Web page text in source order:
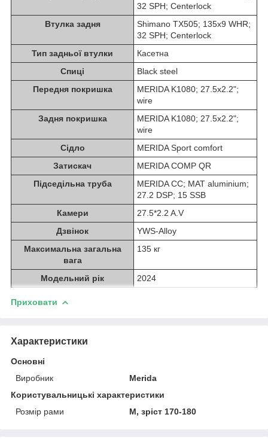
32 SPH; Centerlock
Втулка задня
Shimano TX505; 135x9 WHR;
32 SPH; Centerlock
Тип задньої втулки
Касетна
Спиці
Black steel
Передня покришка
MERIDA K1080; 27.5x2.2";
wire
Задня покришка
MERIDA K1080; 27.5x2.2";
wire
Сідло
MERIDA Sport comfort
Затискач
MERIDA COMP QR
Підседільна труба
MERIDA CC; MAT aluminium;
27.2 DSP; 15 SSB
Камери
27.5*2.2 A.V
Дзвінок
YWS-Alloy
Максимальна загальна
вага
135 кг
Модельний рік 2024
Приховати
Характеристики
Основні
Виробник
Merida
Користувальницькі характеристики
Розмір рами
M, зріст 170-180